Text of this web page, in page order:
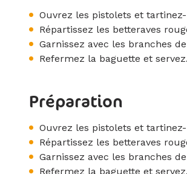
Ouvrez les pistolets et
Répartissez les betteraves
Garnissez avec les branches
Refermez la baguette et servez.
Préparation
Ouvrez les pistolets et
Répartissez les betteraves
Garnissez avec les branches
Refermez la baguette et servez.